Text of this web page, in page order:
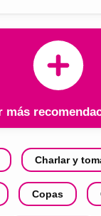
más
Charlar y
Copas